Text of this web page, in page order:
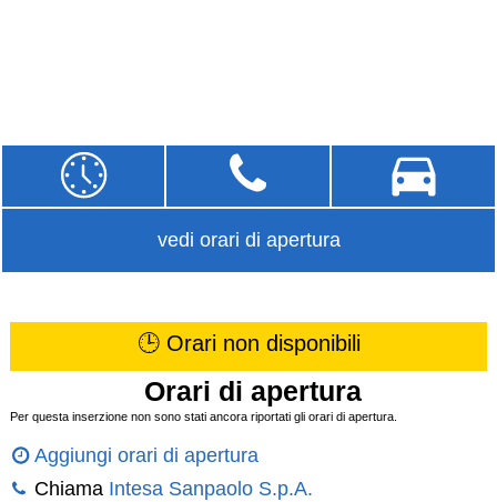
vedi orari di apertura
🕒 Orari non disponibili
Orari di apertura
Per questa inserzione non sono stati ancora riportati gli orari di apertura.
Aggiungi orari di apertura
Chiama Intesa Sanpaolo S.p.A.